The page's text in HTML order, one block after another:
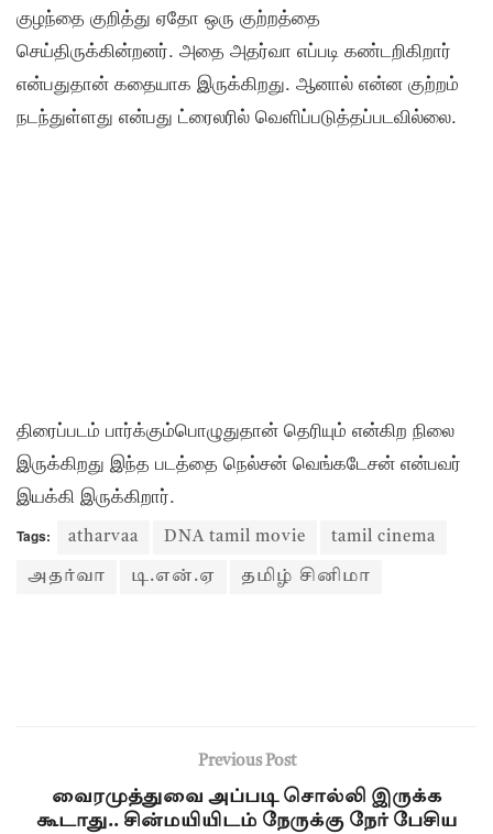
குழந்தை குறித்து ஏதோ ஒரு குற்றத்தை
செய்திருக்கின்றனர். அதை அதர்வா எப்படி கண்டறிகிறார்
என்பதுதான் கதையாக இருக்கிறது. ஆனால் என்ன குற்றம்
நடந்துள்ளது என்பது ட்ரைலரில் வெளிப்படுத்தப்படவில்லை.
திரைப்படம் பார்க்கும்பொழுதுதான் தெரியும் என்கிற நிலை
இருக்கிறது இந்த படத்தை நெல்சன் வெங்கடேசன் என்பவர்
இயக்கி இருக்கிறார்.
Tags: atharvaa DNA tamil movie tamil cinema
அதர்வா டி.என்.ஏ தமிழ் சினிமா
Previous Post
வைரமுத்துவை அப்படி சொல்லி இருக்க
கூடாது.. சின்மயியிடம் நேருக்கு நேர் பேசிய